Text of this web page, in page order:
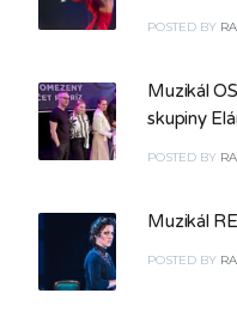
POSTED BY
Muzikál
skupiny
POSTED BY
Muzikál
POSTED BY